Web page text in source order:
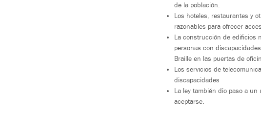
de la población.
Los hoteles, restaurantes y
razonables para ofrecer
La construcción de edificios
personas con
Braille en las puertas de
Los servicios de
discapacidades
La ley también dio paso a
aceptarse.